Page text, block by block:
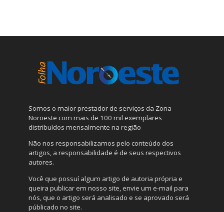
Somos o maior prestador de serviços da Zona
Noroeste com mais de 100 mil exemplares
distribuídos mensalmente na região
Não nos responsabilizamos pelo conteúdo dos
artigos, a responsabilidade é de seus respectivos
autores.
Você que possuí algum artigo de autoria própria e
queira publicar em nosso site, envie um e-mail para
nós, que o artigo será analisado e se aprovado será
públicado no site.